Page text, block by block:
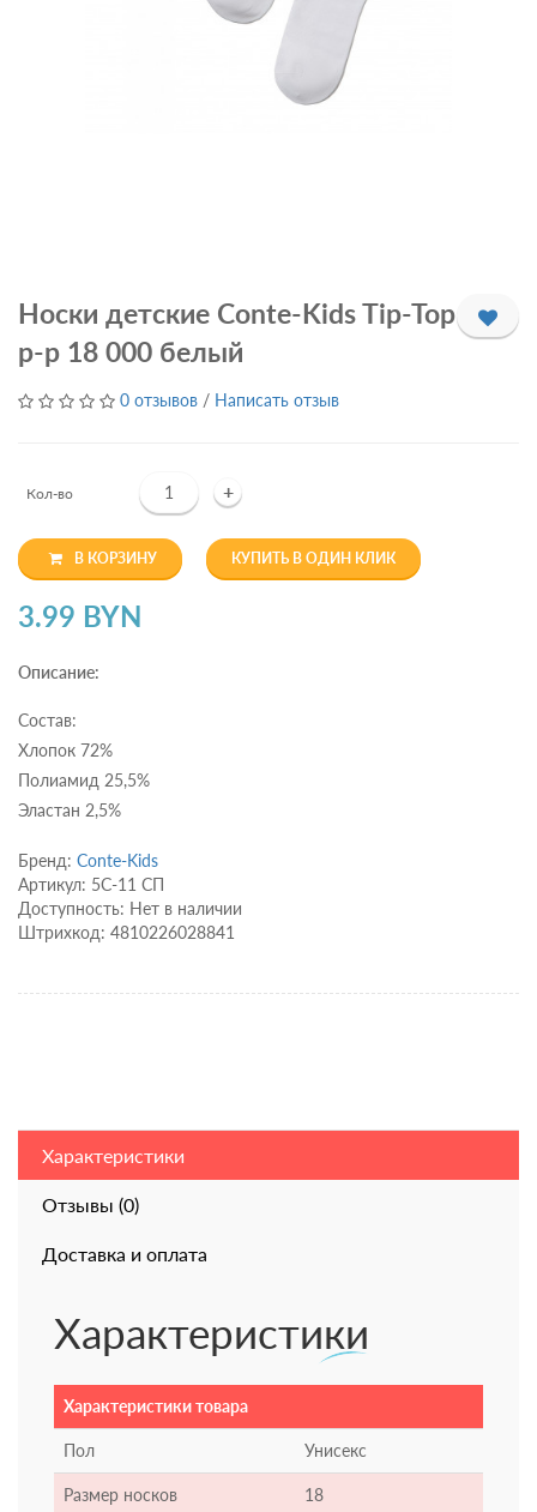
Носки детские Conte-Kids Tip-Top
р-р 18 000 белый
0 отзывов / Написать отзыв
Кол-во +
В КОРЗИНУ КУПИТЬ В ОДИН КЛИК
3.99 BYN
Описание:
Cостав:
Хлопок 72%
Полиамид 25,5%
Эластан 2,5%
Бренд: Conte-Kids
Артикул: 5С-11 СП
Доступность: Нет в наличии
Штрихкод: 4810226028841
Характеристики
Отзывы (0)
Доставка и оплата
Характеристики
Характеристики товара
Пол Унисекс
Размер носков 18